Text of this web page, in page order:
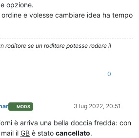
opzione.
e volesse cambiare idea ha tempo
roditore se un roditore potesse rodere il
0
MODS 3 lug 2022, 20:51
è arriva una bella doccia fredda: con
il GB è stato cancellato.